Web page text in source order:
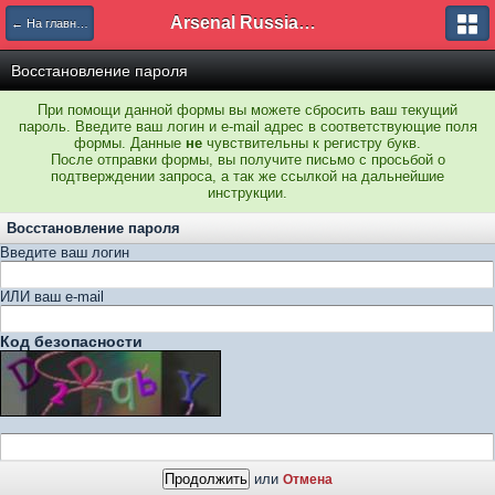
← На главную Arsenal Russian Speaking Supporters Club
Восстановление пароля
При помощи данной формы вы можете сбросить ваш текущий
пароль. Введите ваш логин и e-mail адрес в соответствующие поля
формы. Данные не чувствительны к регистру букв.
После отправки формы, вы получите письмо с просьбой о
подтверждении запроса, а так же ссылкой на дальнейшие
инструкции.
Восстановление пароля
Введите ваш логин
ИЛИ ваш e-mail
Код безопасности
или Отмена